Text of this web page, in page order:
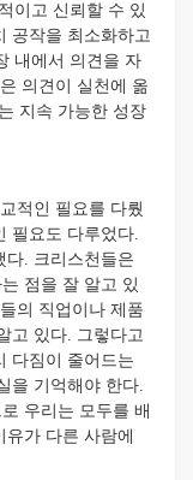
이고 신뢰할 수 있
공작을 최소화하고
내에서 의견을 자
의견이 실천에 옮
지속 가능한 성장
적인 필요를 다뤘
필요도 다루었다.
다. 크리스천들은
점을 잘 알고 있
의 직업이나 제품
고 있다. 그렇다고
다짐이 줄어드는
을 기억해야 한다.
우리는 모두를 배
가 다른 사람에